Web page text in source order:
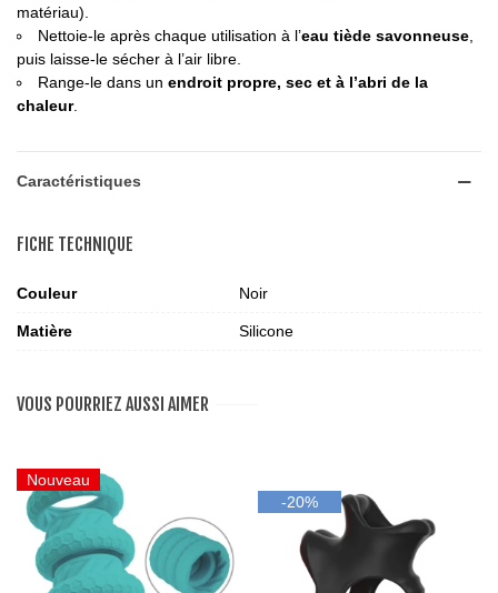
matériau).
Nettoie-le après chaque utilisation à l’eau tiède savonneuse
puis laisse-le sécher à l’air libre.
Range-le dans un endroit propre, sec et à l’abri de la
chaleur.
Caractéristiques
FICHE TECHNIQUE
Couleur Noir
Matière Silicone
VOUS POURRIEZ AUSSI AIMER
Nouveau
-20%